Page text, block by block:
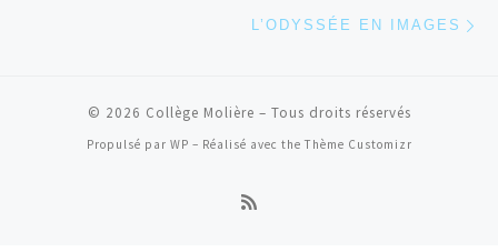
L’ODYSSÉE EN IMAGES
© 2026 Collège Molière – Tous droits réservés
Propulsé par WP – Réalisé avec the Thème Customizr